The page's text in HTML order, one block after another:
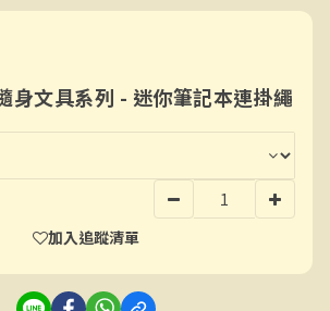
身文具系列 - 迷你筆記本連掛繩
加入追蹤清單